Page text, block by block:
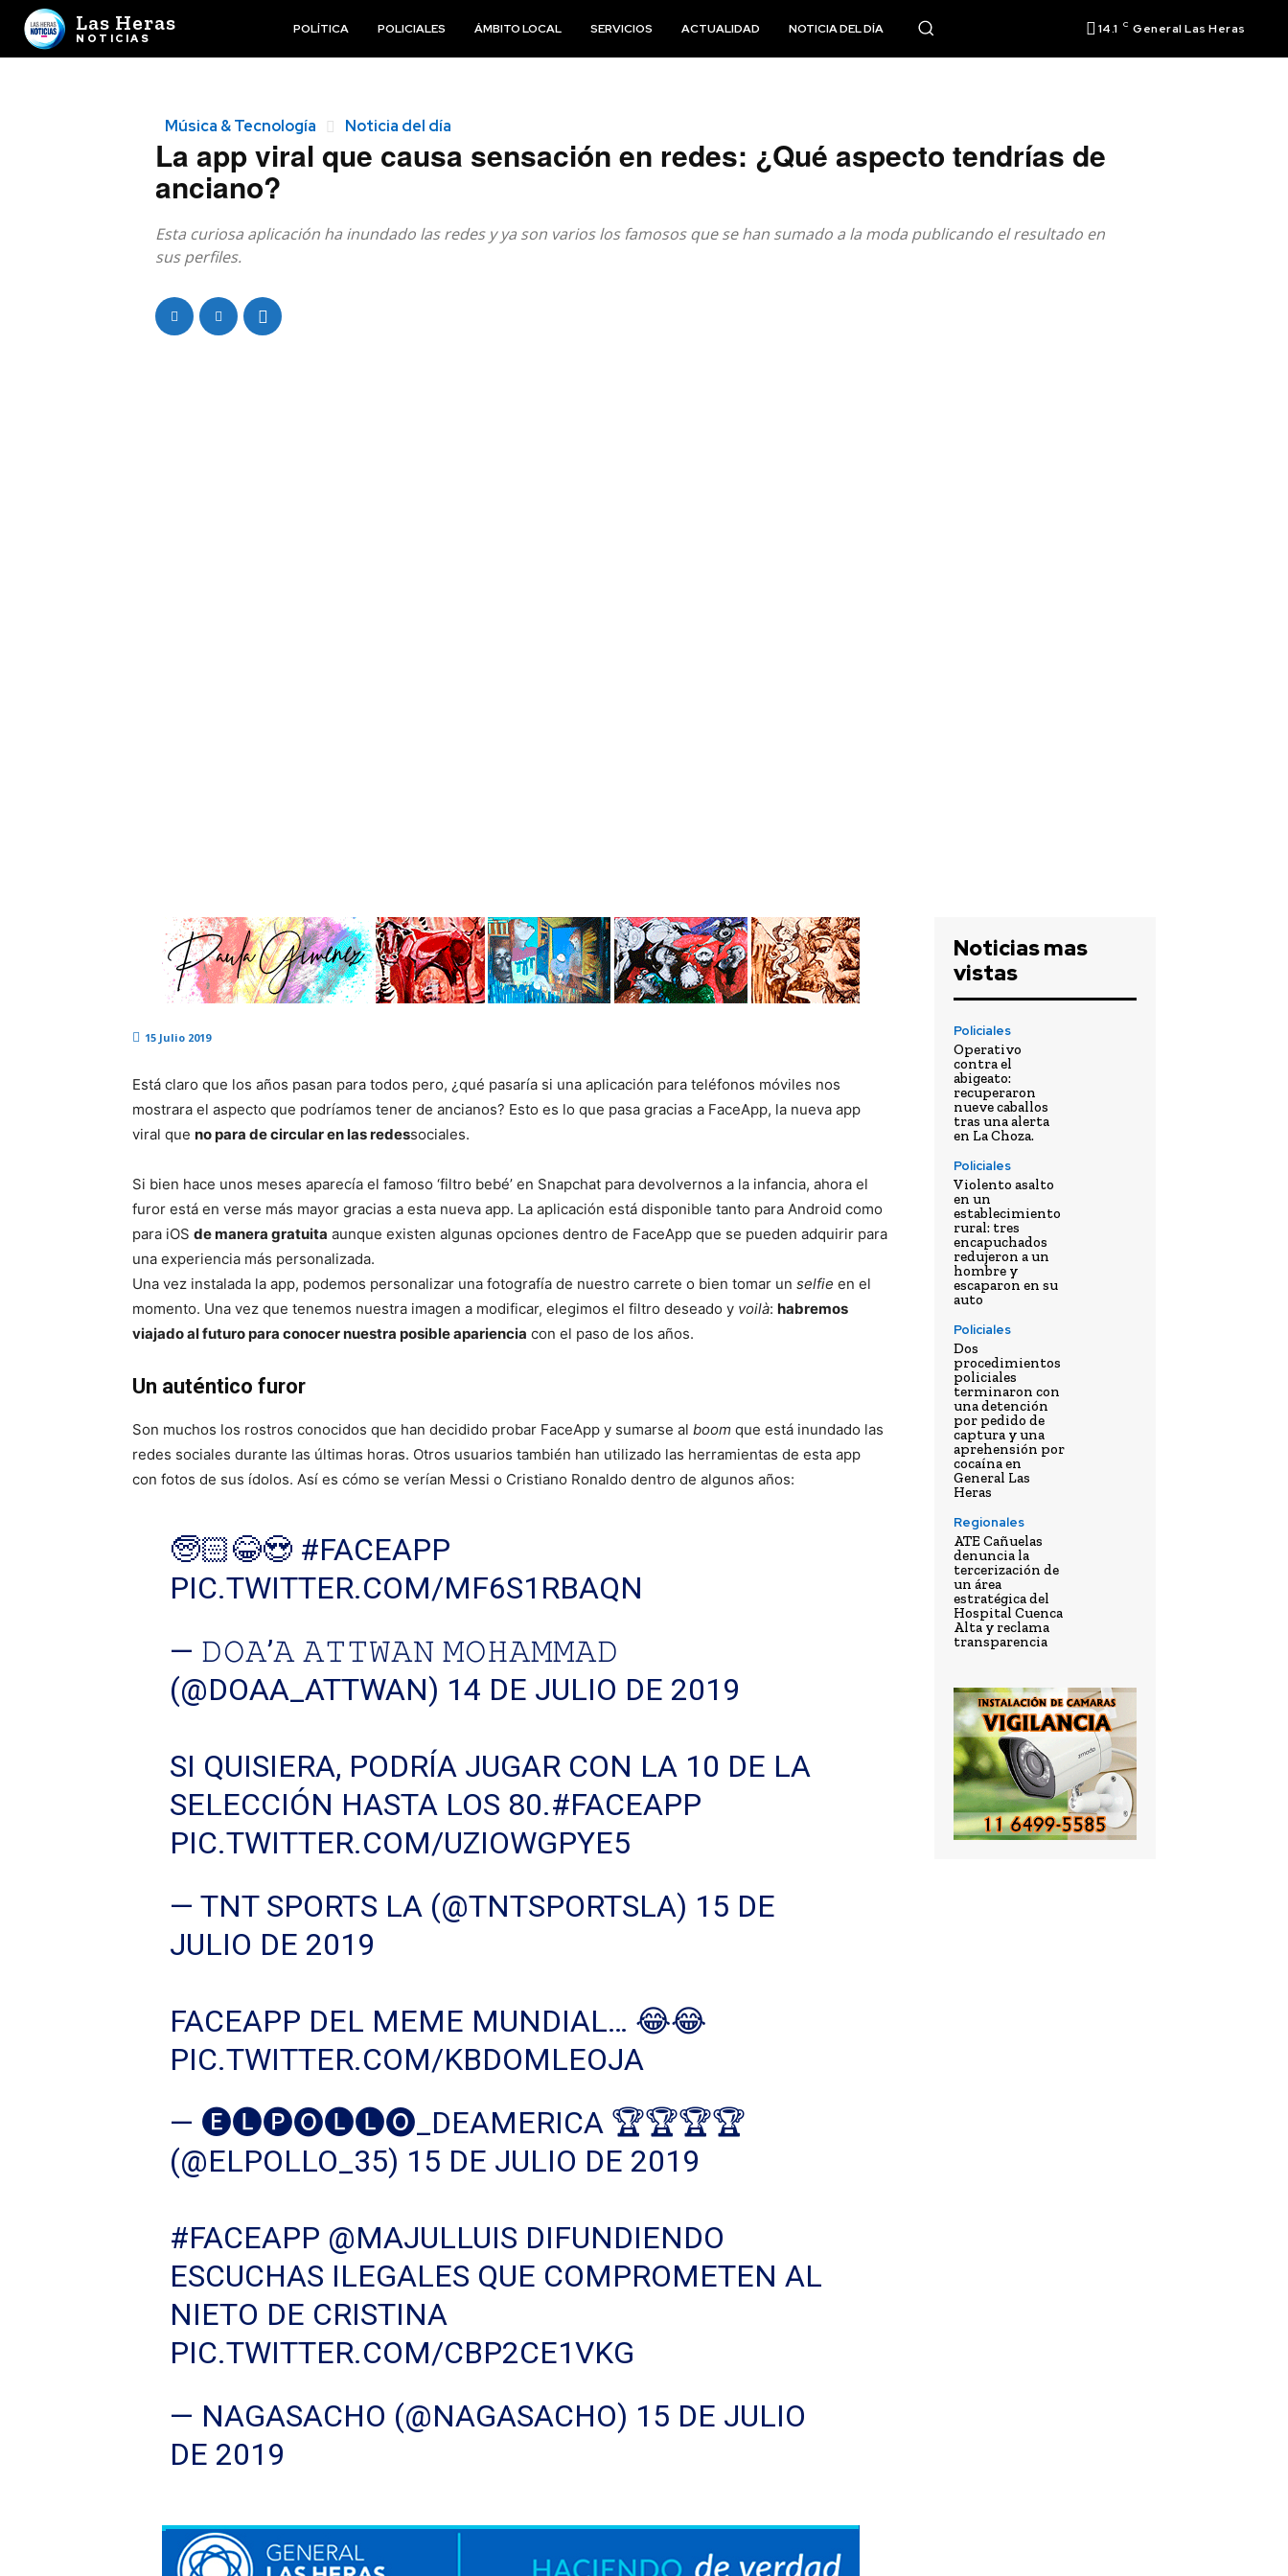
Las Heras
NOTICIAS
POLÍTICA POLICIALES ÁMBITO LOCAL SERVICIOS ACTUALIDAD NOTICIA DEL DÍA 14.1 C General Las Heras
Música & Tecnología Noticia del día
La app viral que causa sensación en redes: ¿Qué aspecto tendrías de
anciano?
Esta curiosa aplicación ha inundado las redes y ya son varios los famosos que se han sumado a la moda publicando el resultado en
sus perfiles.
15 Julio 2019
Está claro que los años pasan para todos pero, ¿qué pasaría si una aplicación para teléfonos móviles nos
mostrara el aspecto que podríamos tener de ancianos? Esto es lo que pasa gracias a FaceApp, la nueva app
viral que no para de circular en las redessociales.
Si bien hace unos meses aparecía el famoso ‘filtro bebé’ en Snapchat para devolvernos a la infancia, ahora el
furor está en verse más mayor gracias a esta nueva app. La aplicación está disponible tanto para Android como
para iOS de manera gratuita aunque existen algunas opciones dentro de FaceApp que se pueden adquirir para
una experiencia más personalizada.
Una vez instalada la app, podemos personalizar una fotografía de nuestro carrete o bien tomar un selfie en el
momento. Una vez que tenemos nuestra imagen a modificar, elegimos el filtro deseado y voilà: habremos
viajado al futuro para conocer nuestra posible apariencia con el paso de los años.
Un auténtico furor
Son muchos los rostros conocidos que han decidido probar FaceApp y sumarse al boom que está inundado las
redes sociales durante las últimas horas. Otros usuarios también han utilizado las herramientas de esta app
con fotos de sus ídolos. Así es cómo se verían Messi o Cristiano Ronaldo dentro de algunos años:
🧓🏻😂😍 #FACEAPP
PIC.TWITTER.COM/MF6S1RBAQN
— 𝙳𝙾𝙰’𝙰 𝙰𝚃𝚃𝚆𝙰𝙽 𝙼𝙾𝙷𝙰𝙼𝙼𝙰𝙳
(@DOAA_ATTWAN) 14 DE JULIO DE 2019
SI QUISIERA, PODRÍA JUGAR CON LA 10 DE LA
SELECCIÓN HASTA LOS 80.#FACEAPP
PIC.TWITTER.COM/UZIOWGPYE5
— TNT SPORTS LA (@TNTSPORTSLA) 15 DE
JULIO DE 2019
FACEAPP DEL MEME MUNDIAL… 😂😂
PIC.TWITTER.COM/KBDOMLEOJA
— 🅔🅛🅟🅞🅛🅛🅞_DEAMERICA 🏆🏆🏆🏆
(@ELPOLLO_35) 15 DE JULIO DE 2019
#FACEAPP @MAJULLUIS DIFUNDIENDO
ESCUCHAS ILEGALES QUE COMPROMETEN AL
NIETO DE CRISTINA
PIC.TWITTER.COM/CBP2CE1VKG
— NAGASACHO (@NAGASACHO) 15 DE JULIO
DE 2019
Noticias mas
vistas
Policiales
Operativo
contra el
abigeato:
recuperaron
nueve caballos
tras una alerta
en La Choza.
Policiales
Violento asalto
en un
establecimiento
rural: tres
encapuchados
redujeron a un
hombre y
escaparon en su
auto
Policiales
Dos
procedimientos
policiales
terminaron con
una detención
por pedido de
captura y una
aprehensión por
cocaína en
General Las
Heras
Regionales
ATE Cañuelas
denuncia la
tercerización de
un área
estratégica del
Hospital Cuenca
Alta y reclama
transparencia